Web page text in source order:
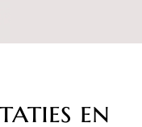
en